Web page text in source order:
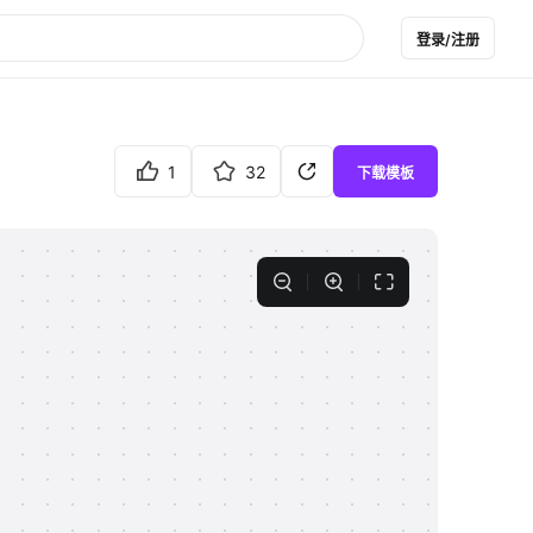
登录/注册
1 32 下载模板